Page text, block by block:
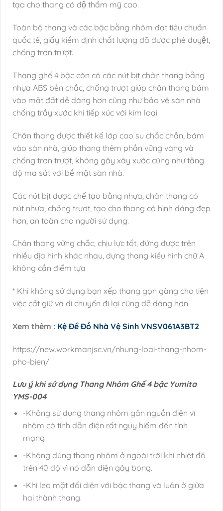
tạo cho thang có độ thẩm mỹ cao.
Toàn bộ thang và các bậc bằng nhôm đạt tiêu chuẩn
quốc tế, giấy kiểm định chất lượng đã được phê duyệt,
chống trơn trượt.
Thang ghế 4 bậc còn có các nút bịt chân thang bằng
nhựa ABS bền chắc, chống trượt giúp chân thang bám
vào mặt đất dễ dàng hơn cũng như bảo vệ sàn nhà
chống trầy xước khi tiếp xúc với kim loại.
Chân thang được thiết kế lớp cao su chắc chắn, bám
vào sàn nhà, giúp thang thêm phần vững vàng và
chống trơn trượt, không gây xây xước cũng như tăng
độ ma sát với bề mặt sàn nhà.
Các nút bịt được chế tạo bằng nhựa, chân thang có
nút nhựa, chống trượt, tạo cho thang có hình dáng đẹp
hơn, an toàn cho người sử dụng.
Chân thang vững chắc, chịu lực tốt, đứng được trên
nhiều địa hình khác nhau, dựng thang kiểu hình chữ A
không cần điểm tựa
* Khi không sử dụng bạn xếp thang gọn gàng cho tiện
việc cất giữ và di chuyển đi lại cũng dễ dàng hơn
Xem thêm : Kệ Để Đồ Nhà Vệ Sinh VNSV061A3BT2
https://new.workmanjsc.vn/nhung-loai-thang-nhom-
pho-bien/
Lưu ý khi sử dụng Thang Nhôm Ghế 4 bậc Yumita
YMS-004
-Không sử dụng thang nhôm gần nguồn điện vì
nhôm có tính dẫn điện rất nguy hiểm đến tính
mạng
-Không dùng thang nhôm ở ngoài trời khi nhiệt độ
trên 40 độ vì nó dẫn điện gây bỏng.
-Khi leo mặt đối diện với bậc thang và luôn ở giữa
hai thành thang.